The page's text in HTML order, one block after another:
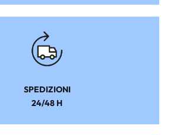
SPEDIZIONI
24/48 H